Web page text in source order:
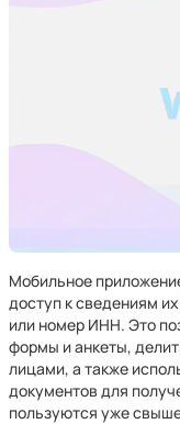
Мобильное
доступ к сведениям
или номер ИНН. Это
формы и анкеты,
лицами, а также
документов для
пользуются уже